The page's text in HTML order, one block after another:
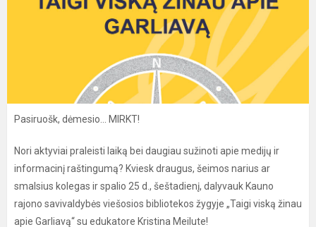
Pasiruošk, dėmesio... MIRKT!
Nori aktyviai praleisti laiką bei daugiau sužinoti apie medijų ir
informacinį raštingumą? Kviesk draugus, šeimos narius ar
smalsius kolegas ir spalio 25 d., šeštadienį, dalyvauk Kauno
rajono savivaldybės viešosios bibliotekos žygyje „Taigi viską žinau
apie Garliavą“ su edukatore Kristina Meilute!